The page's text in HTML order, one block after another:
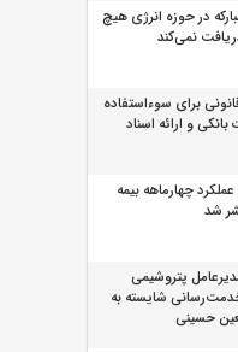
در حوزه انرژی هیچ
نمی‌کند
برای سوءاستفاده
بانکی و ارائه اسناد
چهارماهه بیمه
شد
پتروشیمی
شایسته به
حسینی